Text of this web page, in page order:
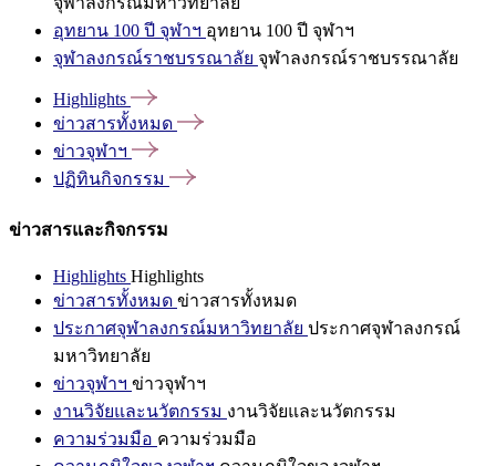
อุทยาน 100 ปี จุฬาฯ อุทยาน 100 ปี จุฬาฯ
จุฬาลงกรณ์ราชบรรณาลัย จุฬาลงกรณ์ราชบรรณาลัย
Highlights
ข่าวสารทั้งหมด
ข่าวจุฬาฯ
ปฏิทินกิจกรรม
ข่าวสารและกิจกรรม
Highlights Highlights
ข่าวสารทั้งหมด ข่าวสารทั้งหมด
ประกาศจุฬาลงกรณ์มหาวิทยาลัย ประกาศจุฬาลงกรณ์
มหาวิทยาลัย
ข่าวจุฬาฯ ข่าวจุฬาฯ
งานวิจัยและนวัตกรรม งานวิจัยและนวัตกรรม
ความร่วมมือ ความร่วมมือ